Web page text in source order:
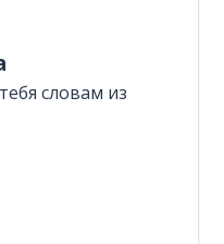
словам из